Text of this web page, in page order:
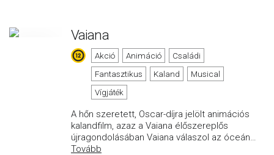
Vaiana
Akció Animáció
Családi
Fantasztikus
Kaland
Musical
Vígjáték
A hőn szeretett, Oscar-díjra jelölt animációs
kalandfilm, azaz a Vaiana élőszereplős
újragondolásában Vaiana válaszol az óceán…
Tovább